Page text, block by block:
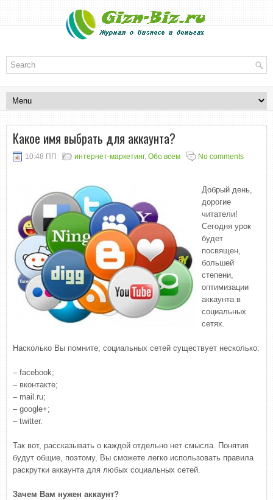
Какое имя выбрать для аккаунта?
10:48 ПП интернет-маркетинг, Обо всем No comments
Добрый день,
дорогие
читатели!
Сегодня урок
будет
посвящен,
большей
степени,
оптимизации
аккаунта в
социальных
сетях.
Насколько Вы помните, социальных сетей существует несколько:
– facebook;
– вконтакте;
– mail.ru;
– google+;
– twitter.
Так вот, рассказывать о каждой отдельно нет смысла. Понятия
будут общие, поэтому, Вы сможете легко использовать правила
раскрутки аккаунта для любых социальных сетей.
Зачем Вам нужен аккаунт?